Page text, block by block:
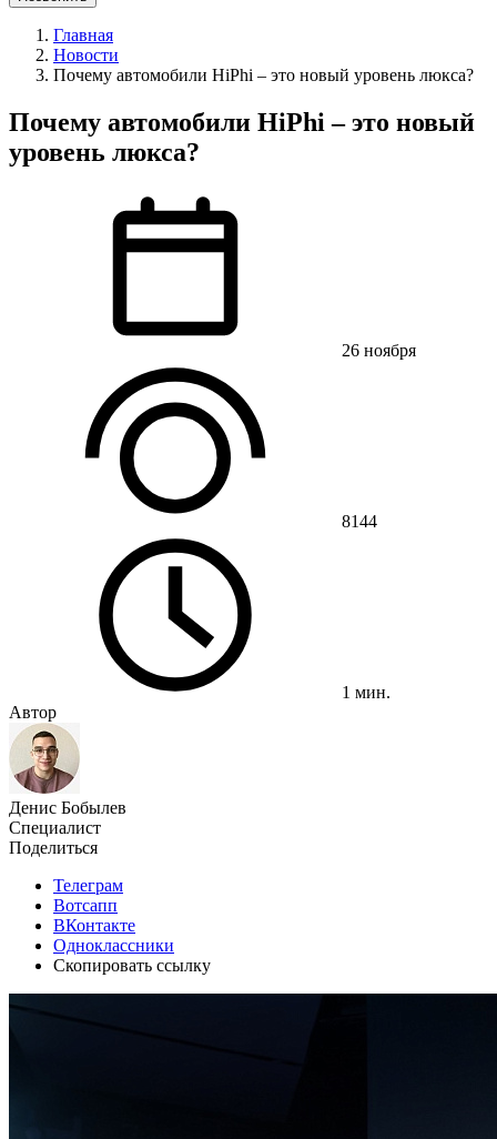
Главная
Новости
Почему автомобили HiPhi – это новый уровень люкса?
Почему автомобили HiPhi – это новый
уровень люкса?
26 ноября
8144
1 мин.
Автор
Денис Бобылев
Специалист
Поделиться
Телеграм
Вотсапп
ВКонтакте
Одноклассники
Скопировать ссылку